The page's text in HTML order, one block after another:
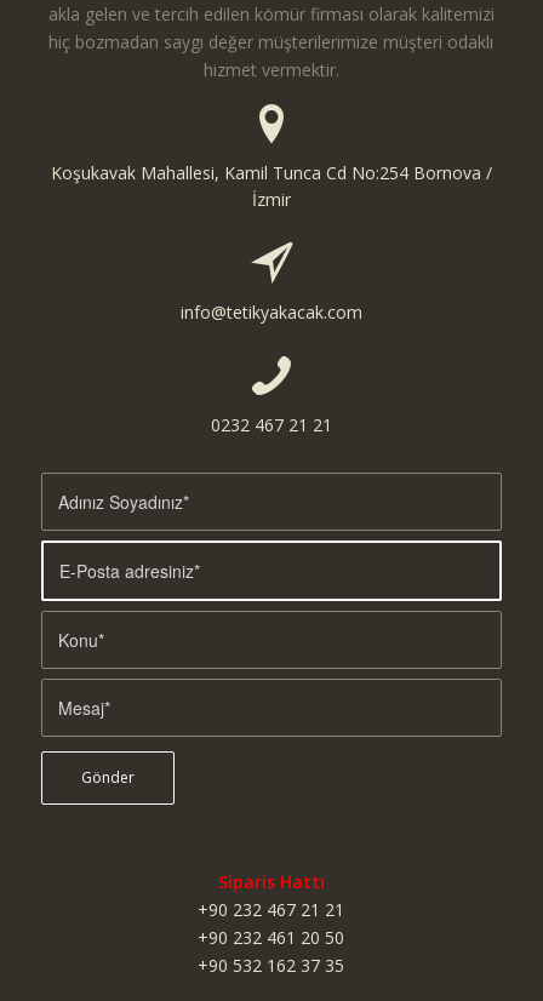
akla gelen ve tercih edilen kömür firması olarak kalitemizi
hiç bozmadan saygı değer müşterilerimize müşteri odaklı
hizmet vermektir.
Koşukavak Mahallesi, Kamil Tunca Cd No:254 Bornova /
İzmir
info@tetikyakacak.com
0232 467 21 21
Siparis Hattı
+90 232 467 21 21
+90 232 461 20 50
+90 532 162 37 35